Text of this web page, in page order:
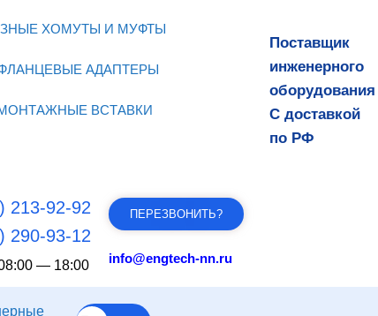
ХОМУТЫ И МУФТЫ
АДАПТЕРЫ
ВСТАВКИ
Поставщик
инженерного
оборудования
С доставкой
по РФ
213-92-92
290-93-12
— 18:00
ПЕРЕЗВОНИТЬ?
info@engtech-nn.ru